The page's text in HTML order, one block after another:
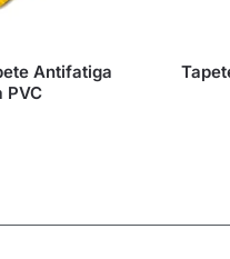
Antifatiga
PVC